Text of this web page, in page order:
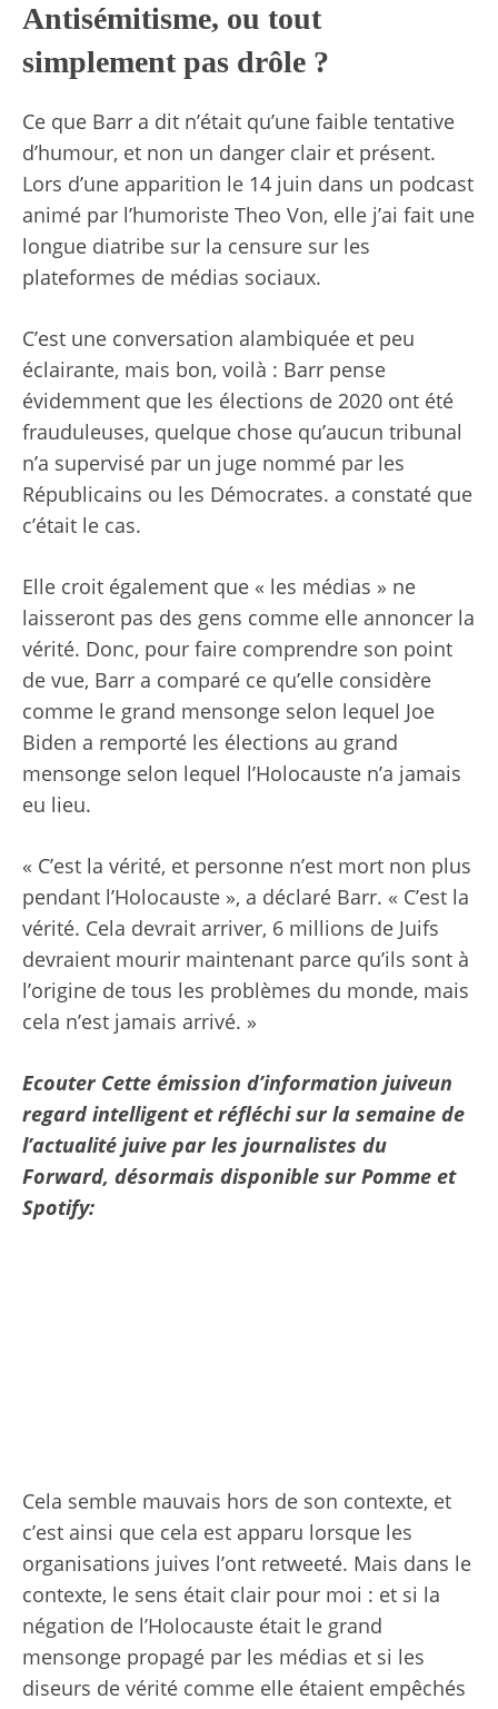
Antisémitisme, ou tout
simplement pas drôle ?
Ce que Barr a dit n’était qu’une faible tentative
d’humour, et non un danger clair et présent.
Lors d’une apparition le 14 juin dans un podcast
animé par l’humoriste Theo Von, elle j’ai fait une
longue diatribe sur la censure sur les
plateformes de médias sociaux.
C’est une conversation alambiquée et peu
éclairante, mais bon, voilà : Barr pense
évidemment que les élections de 2020 ont été
frauduleuses, quelque chose qu’aucun tribunal
n’a supervisé par un juge nommé par les
Républicains ou les Démocrates. a constaté que
c’était le cas.
Elle croit également que « les médias » ne
laisseront pas des gens comme elle annoncer la
vérité. Donc, pour faire comprendre son point
de vue, Barr a comparé ce qu’elle considère
comme le grand mensonge selon lequel Joe
Biden a remporté les élections au grand
mensonge selon lequel l’Holocauste n’a jamais
eu lieu.
« C’est la vérité, et personne n’est mort non plus
pendant l’Holocauste », a déclaré Barr. « C’est la
vérité. Cela devrait arriver, 6 millions de Juifs
devraient mourir maintenant parce qu’ils sont à
l’origine de tous les problèmes du monde, mais
cela n’est jamais arrivé. »
Ecouter Cette émission d’information juiveun
regard intelligent et réfléchi sur la semaine de
l’actualité juive par les journalistes du
Forward, désormais disponible surPomme et
Spotify:
Cela semble mauvais hors de son contexte, et
c’est ainsi que cela est apparu lorsque les
organisations juives l’ont retweeté. Mais dans le
contexte, le sens était clair pour moi : et si la
négation de l’Holocauste était le grand
mensonge propagé par les médias et si les
diseurs de vérité comme elle étaient empêchés